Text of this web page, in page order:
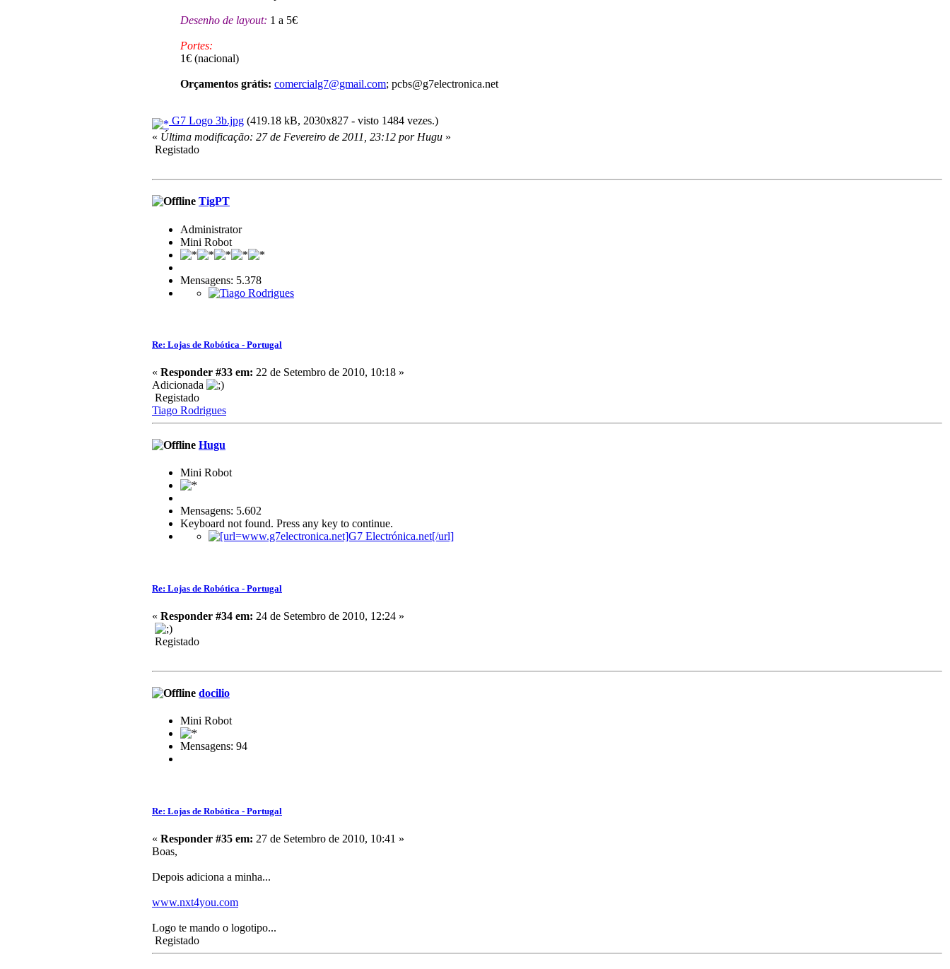
Desenho de layout: 1 a 5€
Portes:
1€ (nacional)
Orçamentos grátis: comercialg7@gmail.com; pcbs@g7electronica.net
G7 Logo 3b.jpg (419.18 kB, 2030x827 - visto 1484 vezes.)
« Última modificação: 27 de Fevereiro de 2011, 23:12 por Hugu »
Registado
TigPT
Administrator
Mini Robot
Mensagens: 5.378
Re: Lojas de Robótica - Portugal
« Responder #33 em: 22 de Setembro de 2010, 10:18 »
Adicionada
Registado
Tiago Rodrigues
Hugu
Mini Robot
Mensagens: 5.602
Keyboard not found. Press any key to continue.
Re: Lojas de Robótica - Portugal
« Responder #34 em: 24 de Setembro de 2010, 12:24 »
Registado
docilio
Mini Robot
Mensagens: 94
Re: Lojas de Robótica - Portugal
« Responder #35 em: 27 de Setembro de 2010, 10:41 »
Boas,
Depois adiciona a minha...
www.nxt4you.com
Logo te mando o logotipo...
Registado